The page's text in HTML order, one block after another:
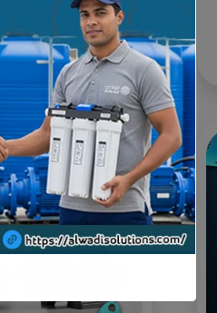
كل مدينة، وذلك
المياه النظيفة